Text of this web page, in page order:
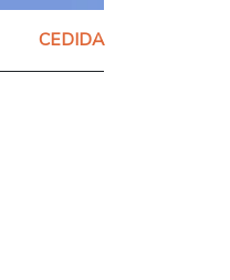
CEDIDA